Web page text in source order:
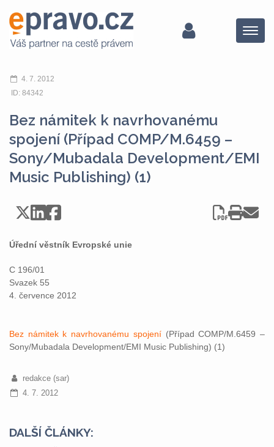
Menu
4. 7. 2012
ID: 84342
Bez námitek k navrhovanému
spojení (Případ COMP/M.6459 –
Sony/Mubadala Development/EMI
Music Publishing) (1)
Úřední věstník Evropské unie
C 196/01
Svazek 55
4. července 2012
Bez námitek k navrhovanému spojení(Případ COMP/M.6459 –
Sony/Mubadala Development/EMI Music Publishing) (1)
redakce (sar)
4. 7. 2012
DALŠÍ ČLÁNKY: